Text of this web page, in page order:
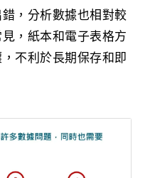
，分析數據也相對較
，紙本和電子表格方
不利於長期保存和即